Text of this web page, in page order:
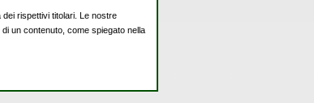
rispettivi titolari. Le nostre
un contenuto, come spiegato nella